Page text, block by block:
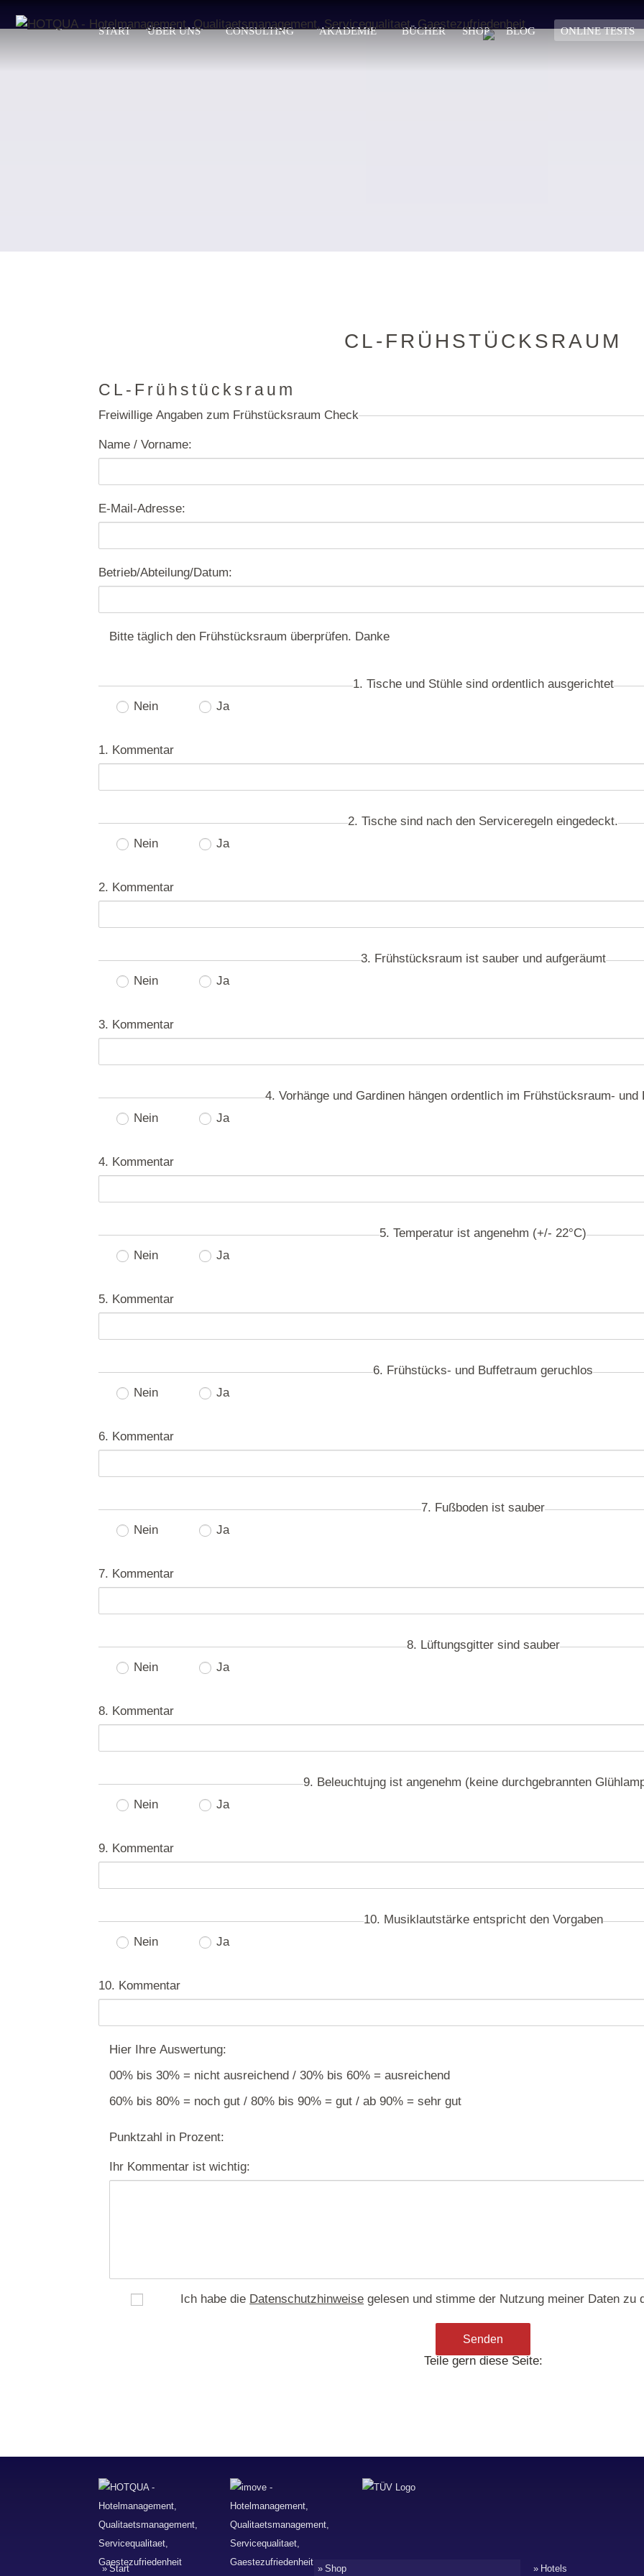
START ÜBER UNS CONSULTING AKADEMIE BÜCHER SHOP BLOG ONLINE TESTS
CL-FRÜHSTÜCKSRAUM
CL-Frühstücksraum
Freiwillige Angaben zum Frühstücksraum Check
Name / Vorname:
E-Mail-Adresse:
Betrieb/Abteilung/Datum:
Bitte täglich den Frühstücksraum überprüfen. Danke
1. Tische und Stühle sind ordentlich ausgerichtet
Nein
Ja
1. Kommentar
2. Tische sind nach den Serviceregeln eingedeckt.
Nein
Ja
2. Kommentar
3. Frühstücksraum ist sauber und aufgeräumt
Nein
Ja
3. Kommentar
4. Vorhänge und Gardinen hängen ordentlich im Frühstücksraum- und
Nein
Ja
4. Kommentar
5. Temperatur ist angenehm (+/- 22°C)
Nein
Ja
5. Kommentar
6. Frühstücks- und Buffetraum geruchlos
Nein
Ja
6. Kommentar
7. Fußboden ist sauber
Nein
Ja
7. Kommentar
8. Lüftungsgitter sind sauber
Nein
Ja
8. Kommentar
9. Beleuchtujng ist angenehm (keine durchgebrannten
Nein
Ja
9. Kommentar
10. Musiklautstärke entspricht den Vorgaben
Nein
Ja
10. Kommentar
Hier Ihre Auswertung:
00% bis 30% = nicht ausreichend / 30% bis 60% = ausreichend
60% bis 80% = noch gut / 80% bis 90% = gut / ab 90% = sehr gut
Punktzahl in Prozent:
Ihr Kommentar ist wichtig:
Ich habe die Datenschutzhinweise gelesen und stimme der Nutzung meiner Daten zu
Teile gern diese Seite:
Start Shop Hotels